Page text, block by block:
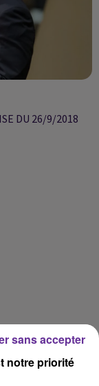
DU 26/9/2018
notre priorité
sans accepter